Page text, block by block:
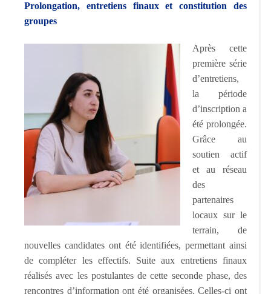
Prolongation, entretiens finaux et constitution des
groupes
Après cette
première série
d’entretiens,
la période
d’inscription a
été prolongée.
Grâce au
soutien actif
et au réseau
des
partenaires
locaux sur le
terrain, de
nouvelles candidates ont été identifiées, permettant ainsi
de compléter les effectifs. Suite aux entretiens finaux
réalisés avec les postulantes de cette seconde phase, des
rencontres d’information ont été organisées. Celles-ci ont